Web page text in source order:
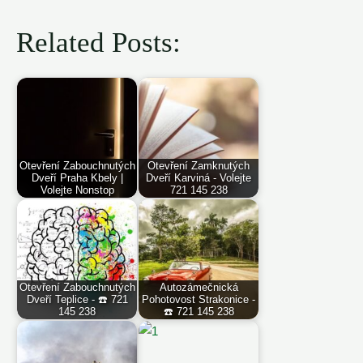
Related Posts:
Otevření Zabouchnutých
Dveří Praha Kbely |
Volejte Nonstop
Otevření Zamknutých
Dveří Karviná - Volejte
721 145 238
Otevření Zabouchnutých
Dveří Teplice - ☎️ 721
145 238
Autozámečnická
Pohotovost Strakonice -
☎️ 721 145 238